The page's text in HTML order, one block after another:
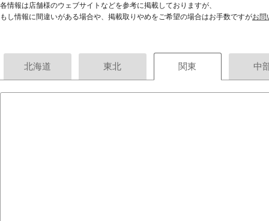
各情報は店舗様のウェブサイトなどを参考に掲載しておりますが、
もし情報に間違いがある場合や、掲載取りやめをご希望の場合はお手数ですがお問
北海道 東北 関東 中